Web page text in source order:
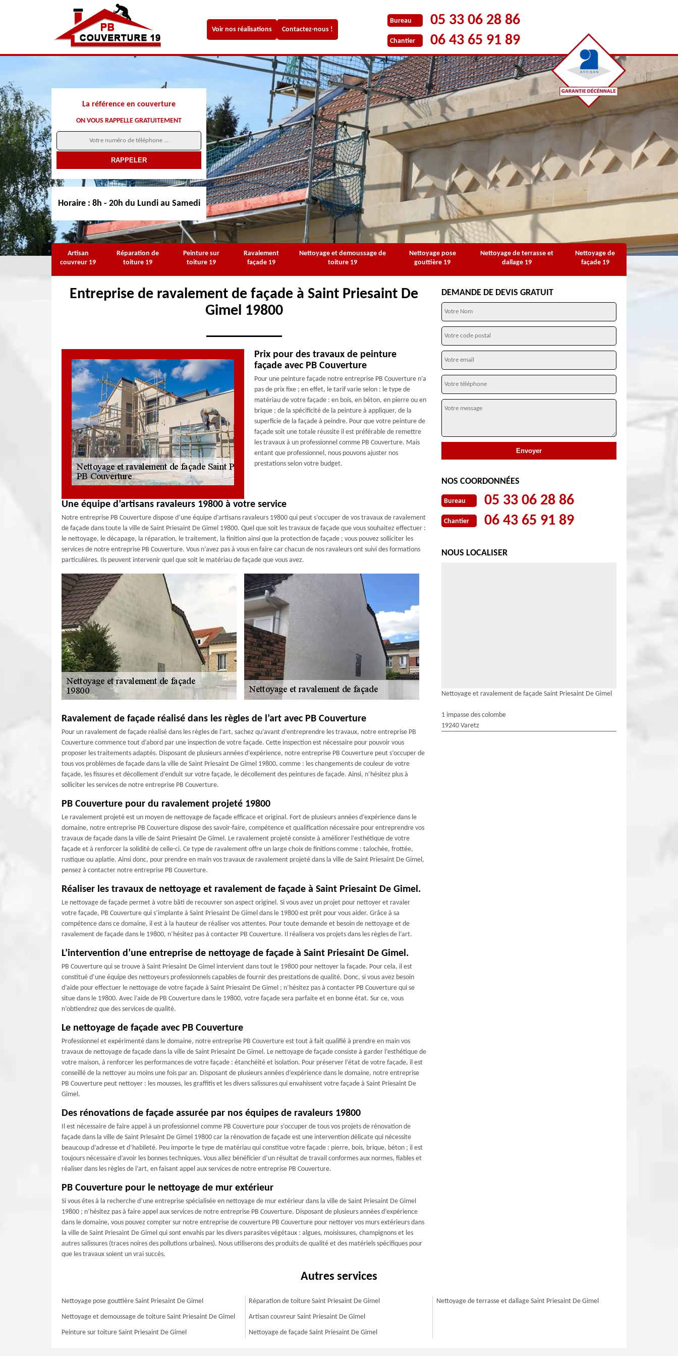
Voir nos réalisations Contactez-nous !
Bureau 05 33 06 28 86
Chantier 06 43 65 91 89
La référence en couverture
ON VOUS RAPPELLE GRATUITEMENT
Horaire : 8h - 20h du Lundi au Samedi
Artisan
couvreur 19
Réparation de
toiture 19
Peinture sur
toiture 19
Ravalement
façade 19
Nettoyage et demoussage de
toiture 19
Nettoyage pose
gouttière 19
Nettoyage de terrasse et
dallage 19
Nettoyage de
façade 19
Entreprise de ravalement de façade à Saint Priesaint De
Gimel 19800
Prix pour des travaux de peinture
façade avec PB Couverture
Pour une peinture façade notre entreprise PB Couverture n’a
pas de prix fixe ; en effet, le tarif varie selon : le type de
matériau de votre façade : en bois, en béton, en pierre ou en
brique ; de la spécificité de la peinture à appliquer, de la
superficie de la façade à peindre. Pour que votre peinture de
façade soit une totale réussite il est préférable de remettre
les travaux à un professionnel comme PB Couverture. Mais
entant que professionnel, nous pouvons ajuster nos
prestations selon votre budget.
Une équipe d’artisans ravaleurs 19800 à votre service
Notre entreprise PB Couverture dispose d’une équipe d’artisans ravaleurs 19800 qui peut s’occuper de vos travaux de ravalement
de façade dans toute la ville de Saint Priesaint De Gimel 19800. Quel que soit les travaux de façade que vous souhaitez effectuer :
le nettoyage, le décapage, la réparation, le traitement, la finition ainsi que la protection de façade ; vous pouvez solliciter les
services de notre entreprise PB Couverture. Vous n’avez pas à vous en faire car chacun de nos ravaleurs ont suivi des formations
particulières. Ils peuvent intervenir quel que soit le matériau de façade que vous avez.
Ravalement de façade réalisé dans les règles de l’art avec PB Couverture
Pour un ravalement de façade réalisé dans les règles de l’art, sachez qu’avant d’entreprendre les travaux, notre entreprise PB
Couverture commence tout d’abord par une inspection de votre façade. Cette inspection est nécessaire pour pouvoir vous
proposer les traitements adaptés. Disposant de plusieurs années d’expérience, notre entreprise PB Couverture peut s’occuper de
tous vos problèmes de façade dans la ville de Saint Priesaint De Gimel 19800, comme : les changements de couleur de votre
façade, les fissures et décollement d’enduit sur votre façade, le décollement des peintures de façade. Ainsi, n’hésitez plus à
solliciter les services de notre entreprise PB Couverture.
PB Couverture pour du ravalement projeté 19800
Le ravalement projeté est un moyen de nettoyage de façade efficace et original. Fort de plusieurs années d’expérience dans le
domaine, notre entreprise PB Couverture dispose des savoir-faire, compétence et qualification nécessaire pour entreprendre vos
travaux de façade dans la ville de Saint Priesaint De Gimel. Le ravalement projeté consiste à améliorer l’esthétique de votre
façade et à renforcer la solidité de celle-ci. Ce type de ravalement offre un large choix de finitions comme : talochée, frottée,
rustique ou aplatie. Ainsi donc, pour prendre en main vos travaux de ravalement projeté dans la ville de Saint Priesaint De Gimel,
pensez à contacter notre entreprise PB Couverture.
Réaliser les travaux de nettoyage et ravalement de façade à Saint Priesaint De Gimel.
Le nettoyage de façade permet à votre bâti de recouvrer son aspect originel. Si vous avez un projet pour nettoyer et ravaler
votre façade, PB Couverture qui s’implante à Saint Priesaint De Gimel dans le 19800 est prêt pour vous aider. Grâce à sa
compétence dans ce domaine, il est à la hauteur de réaliser vos attentes. Pour toute demande et besoin de nettoyage et de
ravalement de façade dans le 19800, n’hésitez pas à contacter PB Couverture. Il réalisera vos projets dans les règles de l’art.
L’intervention d’une entreprise de nettoyage de façade à Saint Priesaint De Gimel.
PB Couverture qui se trouve à Saint Priesaint De Gimel intervient dans tout le 19800 pour nettoyer la façade. Pour cela, il est
constitué d’une équipe des nettoyeurs professionnels capables de fournir des prestations de qualité. Donc, si vous avez besoin
d’aide pour effectuer le nettoyage de votre façade à Saint Priesaint De Gimel ; n’hésitez pas à contacter PB Couverture qui se
situe dans le 19800. Avec l’aide de PB Couverture dans le 19800, votre façade sera parfaite et en bonne état. Sur ce, vous
n’obtiendrez que des services de qualité.
Le nettoyage de façade avec PB Couverture
Professionnel et expérimenté dans le domaine, notre entreprise PB Couverture est tout à fait qualifié à prendre en main vos
travaux de nettoyage de façade dans la ville de Saint Priesaint De Gimel. Le nettoyage de façade consiste à garder l’esthétique de
votre maison, à renforcer les performances de votre façade : étanchéité et isolation. Pour préserver l’état de votre façade, il est
conseillé de la nettoyer au moins une fois par an. Disposant de plusieurs années d’expérience dans le domaine, notre entreprise
PB Couverture peut nettoyer : les mousses, les graffitis et les divers salissures qui envahissent votre façade à Saint Priesaint De
Gimel.
Des rénovations de façade assurée par nos équipes de ravaleurs 19800
Il est nécessaire de faire appel à un professionnel comme PB Couverture pour s’occuper de tous vos projets de rénovation de
façade dans la ville de Saint Priesaint De Gimel 19800 car la rénovation de façade est une intervention délicate qui nécessite
beaucoup d’adresse et d’habileté. Peu importe le type de matériau qui constitue votre façade : pierre, bois, brique, béton ; il est
toujours nécessaire d’avoir les bonnes techniques. Vous allez bénéficier d’un résultat de travail conformes aux normes, fiables et
réaliser dans les règles de l’art, en faisant appel aux services de notre entreprise PB Couverture.
PB Couverture pour le nettoyage de mur extérieur
Si vous êtes à la recherche d’une entreprise spécialisée en nettoyage de mur extérieur dans la ville de Saint Priesaint De Gimel
19800 ; n’hésitez pas à faire appel aux services de notre entreprise PB Couverture. Disposant de plusieurs années d’expérience
dans le domaine, vous pouvez compter sur notre entreprise de couverture PB Couverture pour nettoyer vos murs extérieurs dans
la ville de Saint Priesaint De Gimel qui sont envahis par les divers parasites végétaux : algues, moisissures, champignons et les
autres salissures (traces noires des pollutions urbaines). Nous utiliserons des produits de qualité et des matériels spécifiques pour
que les travaux soient un vrai succès.
DEMANDE DE DEVIS GRATUIT
NOS COORDONNÉES
Bureau 05 33 06 28 86
Chantier 06 43 65 91 89
NOUS LOCALISER
Nettoyage et ravalement de façade Saint Priesaint De Gimel
1 impasse des colombe
19240 Varetz
Autres services
Nettoyage pose gouttière Saint Priesaint De Gimel
Nettoyage et demoussage de toiture Saint Priesaint De Gimel
Peinture sur toiture Saint Priesaint De Gimel
Réparation de toiture Saint Priesaint De Gimel
Artisan couvreur Saint Priesaint De Gimel
Nettoyage de façade Saint Priesaint De Gimel
Nettoyage de terrasse et dallage Saint Priesaint De Gimel